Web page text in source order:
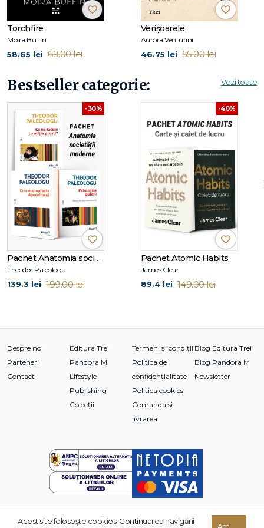
Torchfire
Moira Buffini
58.65 lei 69.00 lei
Verișoarele
Aurora Venturini
46.75 lei 55.00 lei
Bestseller categorie: Vezi toate
-30%
Pachet Anatomia societății moderne
Theodor Paleologu
139.3 lei 199.00 lei
-40%
Pachet Atomic Habits
James Clear
89.4 lei 149.00 lei
Despre noi
Parteneri
Contact
Editura Trei
Pandora M
Lifestyle
Publishing
Colecții
Termeni și condiții
Politica de
confidențialitate
Politica cookies
Comanda si
livrarea
Blog Editura Trei
Blog Pandora M
Newsletter
© 2026 Grupul Editorial TREI. Toate drepturile rezervate.
Acest site foloseşte cookies. Continuarea navigării